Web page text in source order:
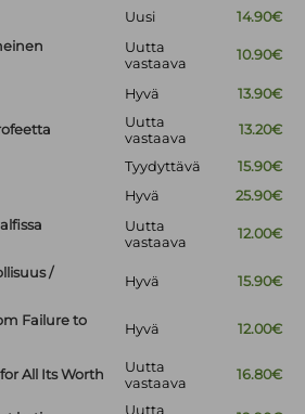
Uusi
14.90€
Uutta
vastaava
10.90€
Hyvä 13.90€
Uutta
vastaava
13.20€
Tyydyttävä
15.90€
Hyvä
25.90€
Uutta
vastaava
12.00€
/
Hyvä 15.90€
Failure to
Hyvä 12.00€
All Its Worth
Uutta
vastaava
16.80€
Uutta